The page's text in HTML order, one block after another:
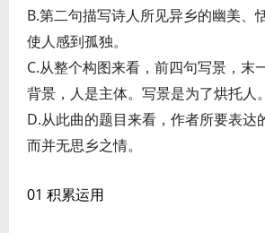
B.第二句描写诗人所见异乡的幽美、
使人感到孤独。
C.从整个构图来看，前四句写景，末
背景，人是主体。写景是为了烘托人。
D.从此曲的题目来看，作者所要表达
而并无思乡之情。
01 积累运用